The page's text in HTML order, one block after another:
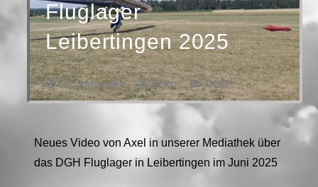
Fluglager
Leibertingen 2025
vor 3 Monaten Disco DGH
Neues Video von Axel in unserer Mediathek über
das DGH Fluglager in Leibertingen im Juni 2025